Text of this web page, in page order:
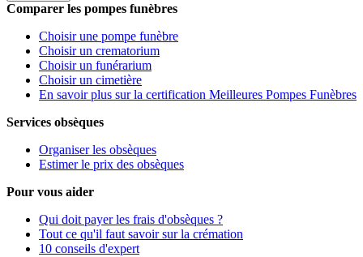
Comparer les pompes funèbres
Choisir une pompe funèbre
Choisir un crematorium
Choisir un funérarium
Choisir un cimetière
En savoir plus sur la certification Meilleures Pompes Funèbres
Services obsèques
Organiser les obsèques
Estimer le prix des obsèques
Pour vous aider
Qui doit payer les frais d'obsèques ?
Tout ce qu'il faut savoir sur la crémation
10 conseils d'expert